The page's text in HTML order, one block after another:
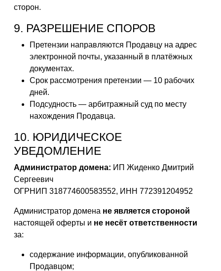
сторон.
9. РАЗРЕШЕНИЕ СПОРОВ
Претензии направляются Продавцу на адрес
электронной почты, указанный в платёжных
документах.
Срок рассмотрения претензии — 10 рабочих
дней.
Подсудность — арбитражный суд по месту
нахождения Продавца.
10. ЮРИДИЧЕСКОЕ
УВЕДОМЛЕНИЕ
Администратор домена: ИП Жиденко Дмитрий
Сергеевич
ОГРНИП 318774600583552, ИНН 772391204952
Администратор домена не является стороной
настоящей оферты и не несёт ответственности
за:
содержание информации, опубликованной
Продавцом;